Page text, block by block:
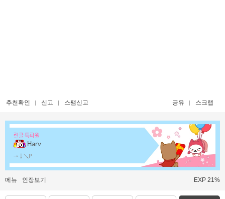
추천확인 신고 스팸신고 공유 스크랩
린클 특파원
Harv
→↓↘P
메뉴 인장보기 EXP 21%